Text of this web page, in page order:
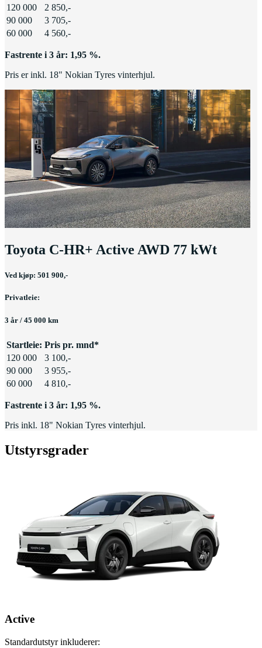
120 000
2 850,-
90 000
3 705,-
60 000
4 560,-
Fastrente i 3 år: 1,95 %.
Pris er inkl. 18" Nokian Tyres vinterhjul.
Toyota C-HR+ Active AWD 77 kWt
Ved kjøp: 501 900,-
Privatleie:
3 år / 45 000 km
Startleie: Pris pr. mnd*
120 000
3 100,-
90 000
3 955,-
60 000
4 810,-
Fastrente i 3 år: 1,95 %.
Pris inkl. 18" Nokian Tyres vinterhjul.
Utstyrsgrader
Active
Standardutstyr inkluderer: